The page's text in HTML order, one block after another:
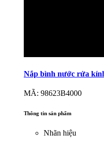
Nắp bình nước rửa
MÃ: 98623B4000
Thông tin sản phẩm
Nhãn hiệu